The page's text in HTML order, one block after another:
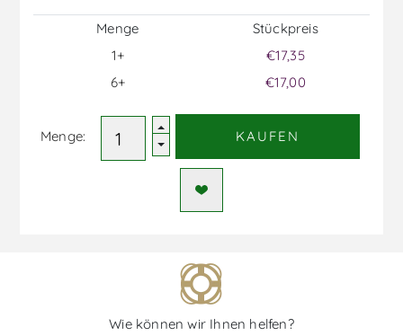
Menge
1+
6+
Stückpreis
€17,35
€17,00
Menge: KAUFEN
Wie können wir Ihnen helfen?